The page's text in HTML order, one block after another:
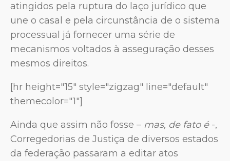
atingidos pela ruptura do laço jurídico que
une o casal e pela circunstância de o sistema
processual já fornecer uma série de
mecanismos voltados à asseguração desses
mesmos direitos.
[hr height="15" style="zigzag" line="default"
themecolor="1"]
Ainda que assim não fosse – mas, de fato é-,
Corregedorias de Justiça de diversos estados
da federação passaram a editar atos